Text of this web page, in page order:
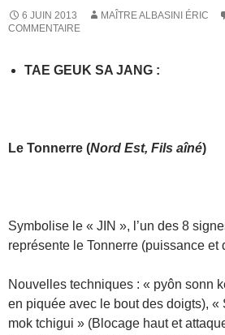
6 JUIN 2013 MAÎTRE ALBASINI ÉRIC
COMMENTAIRE
TAE GEUK SA JANG :
Le Tonnerre (Nord Est, Fils aîné)
Symbolise le « JIN », l’un des 8
représente le Tonnerre (puissance et
Nouvelles techniques : « pyôn sonn
en piquée avec le bout des doigts), «
mok tchigui » (Blocage haut et